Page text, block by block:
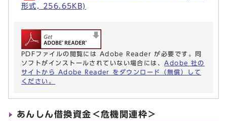
形式, 256.65KB)
PDFファイルの閲覧には Adobe Reader が必要です。同
ソフトがインストールされていない場合には、 Adobe 社の
サイトから Adobe Reader をダウンロード（無償）して
ください。
あんしん借換資金＜危機関連枠＞